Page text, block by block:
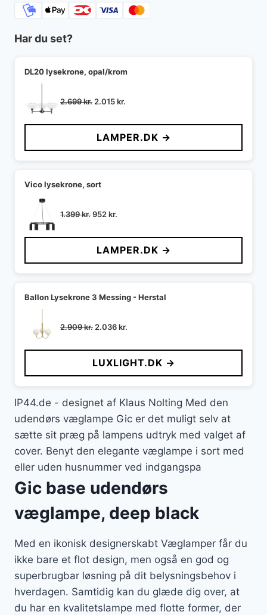
Har du set?
DL20 lysekrone, opal/krom
2.699kr. Den
pris
var:
2.699 kr..
2.015kr.
pris
er:
2.015 kr..
LAMPER.DK →
Vico lysekrone, sort
1.399kr.Den
pris
var:
1.399 kr..
952kr.
pris
er:
952 kr..
LAMPER.DK →
Ballon Lysekrone 3 Messing - Herstal
2.909kr. Den
pris
var:
2.909 kr..
2.036kr.
pris
er:
2.036 kr..
LUXLIGHT.DK →
IP44.de - designet af Klaus Nolting Med den
udendørs væglampe Gic er det muligt selv at
sætte sit præg på lampens udtryk med valget af
cover. Benyt den elegante væglampe i sort med
eller uden husnummer ved indgangspa
Gic base udendørs
væglampe, deep black
Med en ikonisk designerskabt Væglamper får du
ikke bare et flot design, men også en god og
superbrugbar løsning på dit belysningsbehov i
hverdagen. Samtidig kan du glæde dig over, at
du har en kvalitetslampe med flotte former, der